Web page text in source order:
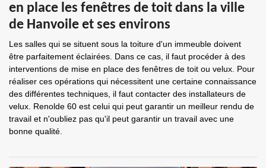
en place les fenêtres de toit dans la ville
de Hanvoile et ses environs
Les salles qui se situent sous la toiture d'un immeuble doivent
être parfaitement éclairées. Dans ce cas, il faut procéder à des
interventions de mise en place des fenêtres de toit ou velux. Pour
réaliser ces opérations qui nécessitent une certaine connaissance
des différentes techniques, il faut contacter des installateurs de
velux. Renolde 60 est celui qui peut garantir un meilleur rendu de
travail et n'oubliez pas qu'il peut garantir un travail avec une
bonne qualité.